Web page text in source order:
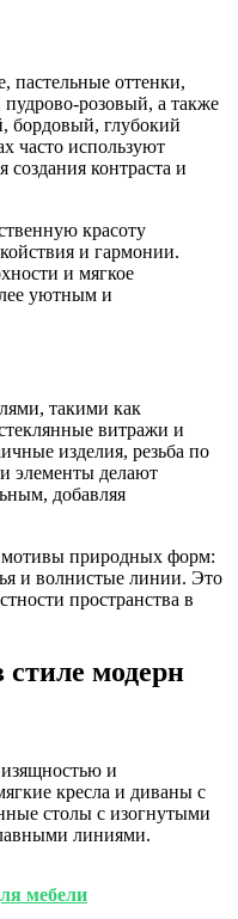
пастельные оттенки,
розовый, а также
глубокий
часто используют
контраста и
красоту
и гармонии.
и мягкое
уютным и
такими как
витражи и
изделия, резьба по
элементы делают
добавляя
мотивы природных форм:
и волнистые линии. Это
пространства в
модерн
и
кресла и диваны с
столы с изогнутыми
линиями.
мебели